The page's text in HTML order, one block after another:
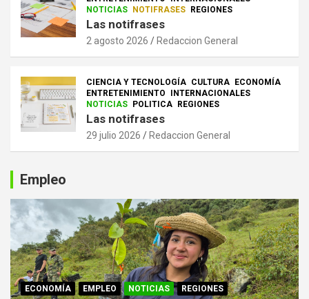
NOTICIAS NOTIFRASES REGIONES
Las notifrases
2 agosto 2026 Redaccion General
CIENCIA Y TECNOLOGÍA CULTURA ECONOMÍA
ENTRETENIMIENTO
INTERNACIONALES
NOTICIAS POLITICA REGIONES
Las notifrases
29 julio 2026 Redaccion General
Empleo
ECONOMÍA EMPLEO NOTICIAS REGIONES